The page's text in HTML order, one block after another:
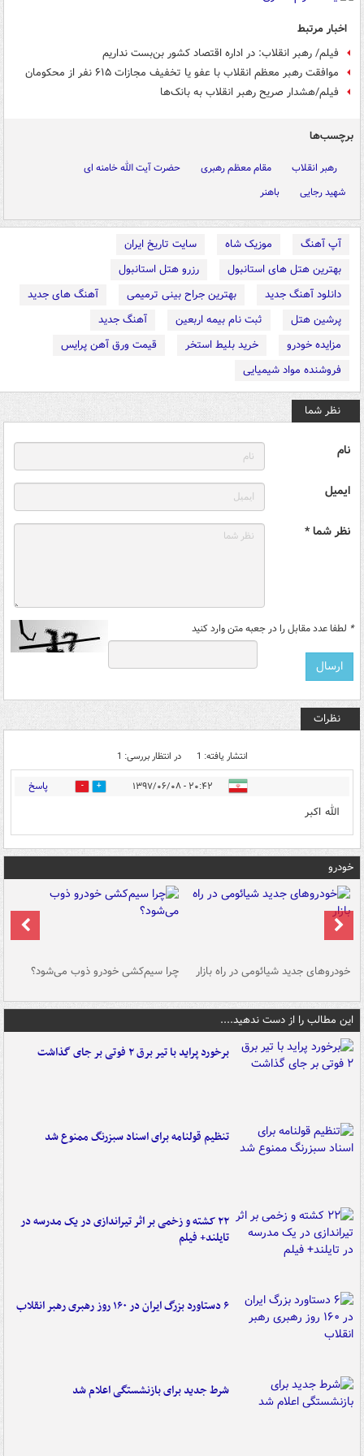
اخبار مرتبط
فیلم/ رهبر انقلاب: در اداره اقتصاد کشور بن‌بست نداریم
موافقت رهبر معظم انقلاب با عفو یا تخفیف مجازات ۶۱۵ نفر از محکومان
فیلم/هشدار صریح رهبر انقلاب به بانک‌ها
برچسب‌ها
رهبر انقلاب مقام معظم رهبری
حضرت آیت الله خامنه ای
شهید رجایی
باهنر
آپ آهنگ موزیک شاه
سایت تاریخ ایران
بهترین هتل های استانبول
رزرو هتل استانبول
دانلود آهنگ جدید
بهترین جراح بینی ترمیمی
آهنگ های جدید
پرشین هتل
ثبت نام بیمه اربعین
آهنگ جدید
مزایده خودرو
خرید بلیط استخر
قیمت ورق آهن پرایس
فروشنده مواد شیمیایی
نظر شما
نام
ایمیل
نظر شما *
* لطفا عدد مقابل را در جعبه متن وارد کنید
نظرات
انتشار یافته: 1 در انتظار بررسی: 1
۲۰:۴۲ - ۱۳۹۷/۰۶/۰۸ 0 پاسخ
الله اکبر
خودرو
خودروهای جدید شیائومی در راه بازار چرا سیم‌کشی خودرو ذوب می‌شود؟
این مطالب را از دست ندهید....
برخورد پراید با تیر برق ۲ فوتی بر جای گذاشت
تنظیم قولنامه برای اسناد سبزرنگ ممنوع شد
۲۲ کشته و زخمی بر اثر تیراندازی در یک مدرسه در
تایلند+ فیلم
۶ دستاورد بزرگ ایران در ۱۶۰ روز رهبری رهبر انقلاب
شرط جدید برای بازنشستگی اعلام شد